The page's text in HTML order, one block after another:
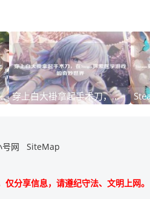
卓定的电竞封神之路 穿上白大褂拿起手术刀，在Steam探索医学游戏的奇妙世界
网 SiteMap
分享信息，请遵纪守法、文明上网。